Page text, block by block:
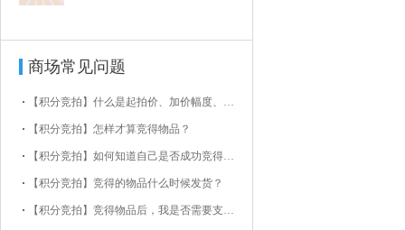
商场常见问题
【积分竞拍】什么是起拍价、加价幅度、当前价？
【积分竞拍】怎样才算竞得物品？
【积分竞拍】如何知道自己是否成功竞得物品？
【积分竞拍】竞得的物品什么时候发货？
【积分竞拍】竞得物品后，我是否需要支付运费？